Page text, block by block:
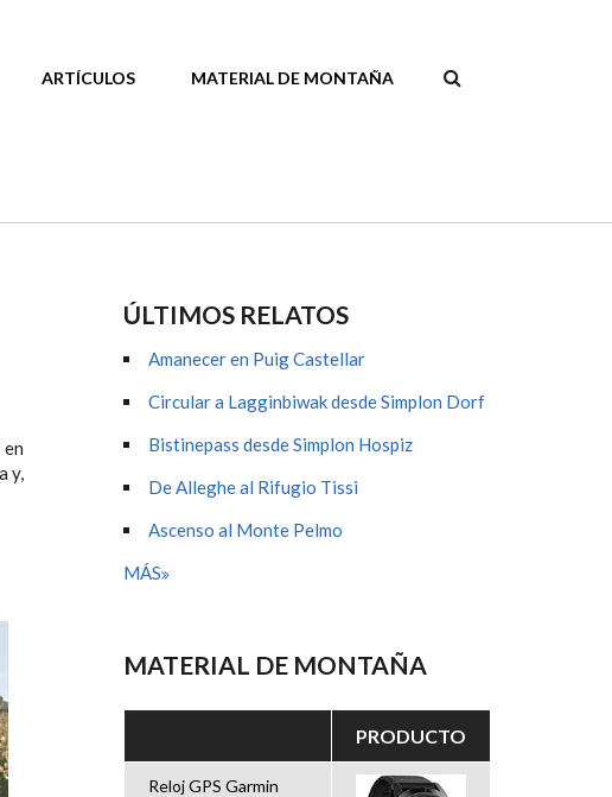
ARTÍCULOS MATERIAL DE MONTAÑA
en
y,
ÚLTIMOS RELATOS
Amanecer en Puig Castellar
Circular a Lagginbiwak desde Simplon Dorf
Bistinepass desde Simplon Hospiz
De Alleghe al Rifugio Tissi
Ascenso al Monte Pelmo
MÁS
MATERIAL DE MONTAÑA
PRODUCTO
Reloj GPS Garmin